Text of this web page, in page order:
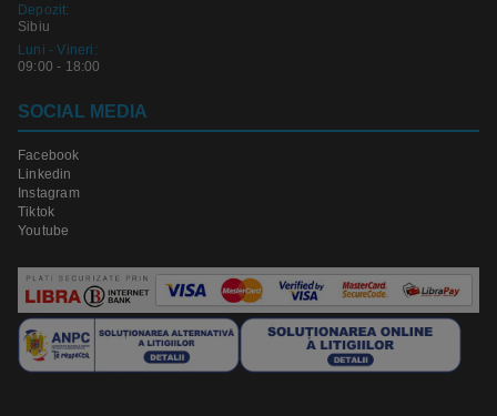
Depozit:
Sibiu
Luni - Vineri:
09:00 - 18:00
SOCIAL MEDIA
Facebook
Linkedin
Instagram
Tiktok
Youtube